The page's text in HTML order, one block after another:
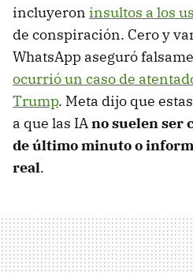
incluyeron insultos a los
de conspiración. Cero y
WhatsApp aseguró
ocurrió un caso de
Trump. Meta dijo que
a que las IAno suelen ser
de último minuto o
real.